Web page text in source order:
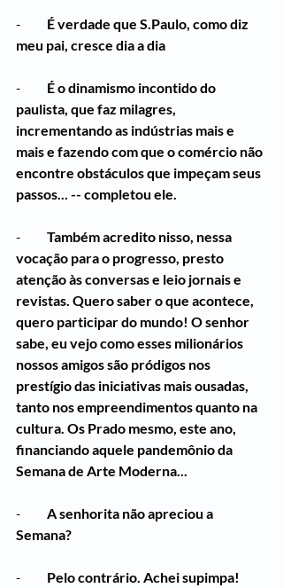
- É verdade que S.Paulo, como diz
meu pai, cresce dia a dia
- É o dinamismo incontido do
paulista, que faz milagres,
incrementando as indústrias mais e
mais e fazendo com que o comércio não
encontre obstáculos que impeçam seus
passos... -- completou ele.
- Também acredito nisso, nessa
vocação para o progresso, presto
atenção às conversas e leio jornais e
revistas. Quero saber o que acontece,
quero participar do mundo! O senhor
sabe, eu vejo como esses milionários
nossos amigos são pródigos nos
prestígio das iniciativas mais ousadas,
tanto nos empreendimentos quanto na
cultura. Os Prado mesmo, este ano,
financiando aquele pandemônio da
Semana de Arte Moderna...
- A senhorita não apreciou a
Semana?
- Pelo contrário. Achei supimpa!